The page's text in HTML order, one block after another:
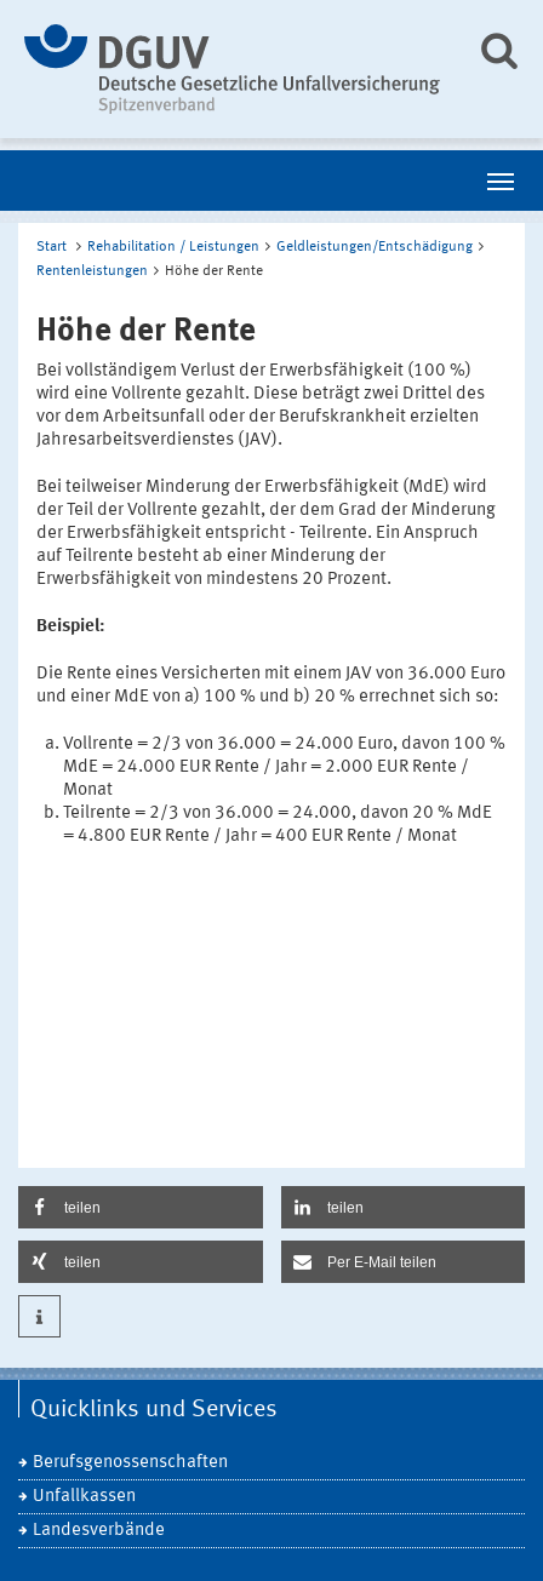
Start Rehabilitation / Leistungen
Geldleistungen/Entschädigung
Rentenleistungen
Höhe der Rente
Höhe der Rente
Bei vollständigem Verlust der Erwerbsfähigkeit (100 %)
wird eine Vollrente gezahlt. Diese beträgt zwei Drittel des
vor dem Arbeitsunfall oder der Berufskrankheit erzielten
Jahresarbeitsverdienstes (JAV).
Bei teilweiser Minderung der Erwerbsfähigkeit (MdE) wird
der Teil der Vollrente gezahlt, der dem Grad der Minderung
der Erwerbsfähigkeit entspricht - Teilrente. Ein Anspruch
auf Teilrente besteht ab einer Minderung der
Erwerbsfähigkeit von mindestens 20 Prozent.
Beispiel:
Die Rente eines Versicherten mit einem JAV von 36.000 Euro
und einer MdE von a) 100 % und b) 20 % errechnet sich so:
Vollrente = 2/3 von 36.000 = 24.000 Euro, davon 100 %
MdE = 24.000 EUR Rente / Jahr = 2.000 EUR Rente /
Monat
Teilrente = 2/3 von 36.000 = 24.000, davon 20 % MdE
= 4.800 EUR Rente / Jahr = 400 EUR Rente / Monat
teilen teilen
teilen Per E-Mail teilen
Quicklinks und Services
Berufsgenossenschaften
Unfallkassen
Landesverbände